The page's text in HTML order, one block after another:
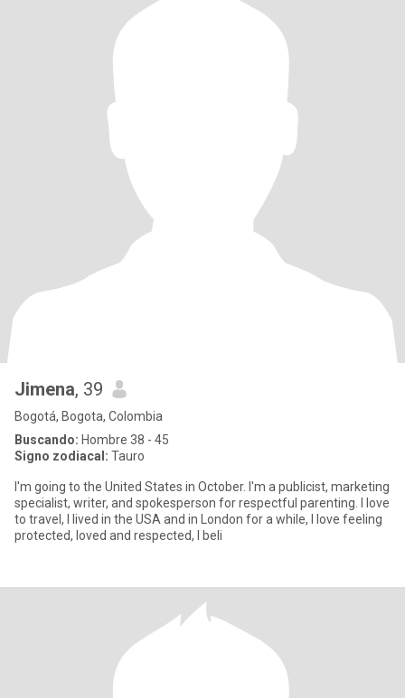
Jimena, 39
Bogotá, Bogota, Colombia
Buscando: Hombre 38 - 45
Signo zodiacal: Tauro
I'm going to the United States in October. I'm a publicist, marketing
specialist, writer, and spokesperson for respectful parenting. I love
to travel, I lived in the USA and in London for a while, I love feeling
protected, loved and respected, I beli